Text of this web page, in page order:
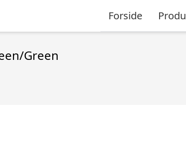
Forside
Green